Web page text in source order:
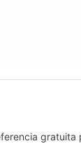
gratuita